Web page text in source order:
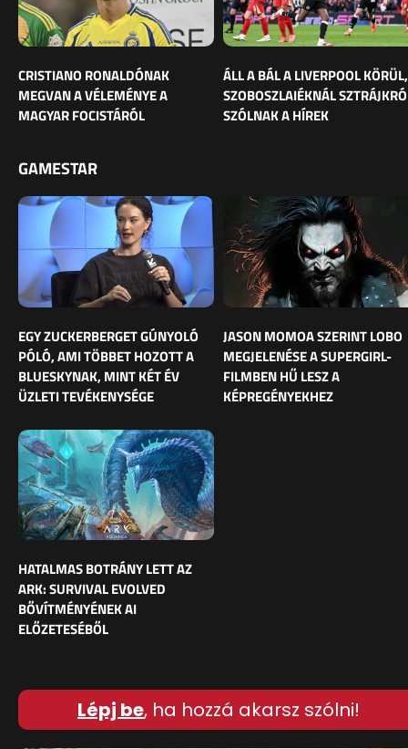
CRISTIANO RONALDÓNAK
MEGVAN A VÉLEMÉNYE A
MAGYAR FOCISTÁRÓL
ÁLL A BÁL A LIVERPOOL KÖRÜL,
SZOBOSZLAIÉKNÁL
SZÓLNAK A HÍREK
GAMESTAR
EGY ZUCKERBERGET GÚNYOLÓ
PÓLÓ, AMI TÖBBET HOZOTT A
BLUESKYNAK, MINT KÉT ÉV
ÜZLETI TEVÉKENYSÉGE
JASON MOMOA SZERINT LOBO
MEGJELENÉSE A SUPERGIRL-
FILMBEN HŰ LESZ A
KÉPREGÉNYEKHEZ
HATALMAS BOTRÁNY LETT AZ
ARK: SURVIVAL EVOLVED
BŐVÍTMÉNYÉNEK AI
ELŐZETESÉBŐL
Lépj be, ha hozzá akarsz szólni!